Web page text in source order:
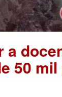
a
50